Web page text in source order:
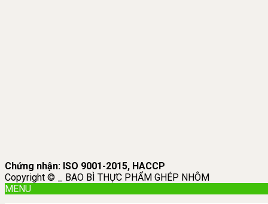
Chứng nhận: ISO 9001-2015, HACCP
Copyright © _ BAO BÌ THỰC PHẨM GHÉP NHÔM
MENU